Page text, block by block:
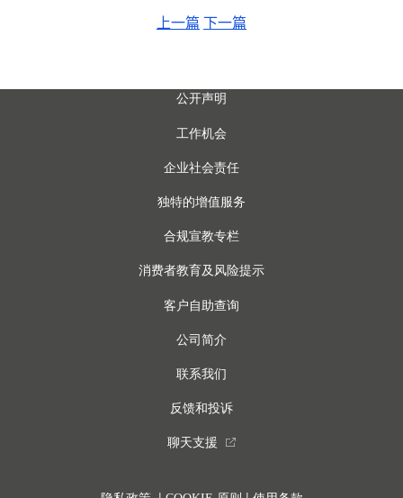
上一篇 下一篇
公开声明
工作机会
企业社会责任
独特的增值服务
合规宣教专栏
消费者教育及风险提示
客户自助查询
公司简介
联系我们
反馈和投诉
聊天支援 external_link